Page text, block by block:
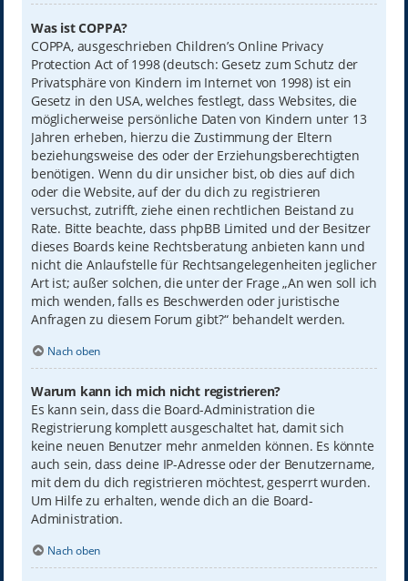
Was ist COPPA?
COPPA, ausgeschrieben Children’s Online Privacy
Protection Act of 1998 (deutsch: Gesetz zum Schutz der
Privatsphäre von Kindern im Internet von 1998) ist ein
Gesetz in den USA, welches festlegt, dass Websites, die
möglicherweise persönliche Daten von Kindern unter 13
Jahren erheben, hierzu die Zustimmung der Eltern
beziehungsweise des oder der Erziehungsberechtigten
benötigen. Wenn du dir unsicher bist, ob dies auf dich
oder die Website, auf der du dich zu registrieren
versuchst, zutrifft, ziehe einen rechtlichen Beistand zu
Rate. Bitte beachte, dass phpBB Limited und der Besitzer
dieses Boards keine Rechtsberatung anbieten kann und
nicht die Anlaufstelle für Rechtsangelegenheiten jeglicher
Art ist; außer solchen, die unter der Frage „An wen soll ich
mich wenden, falls es Beschwerden oder juristische
Anfragen zu diesem Forum gibt?“ behandelt werden.
Nach oben
Warum kann ich mich nicht registrieren?
Es kann sein, dass die Board-Administration die
Registrierung komplett ausgeschaltet hat, damit sich
keine neuen Benutzer mehr anmelden können. Es könnte
auch sein, dass deine IP-Adresse oder der Benutzername,
mit dem du dich registrieren möchtest, gesperrt wurden.
Um Hilfe zu erhalten, wende dich an die Board-
Administration.
Nach oben